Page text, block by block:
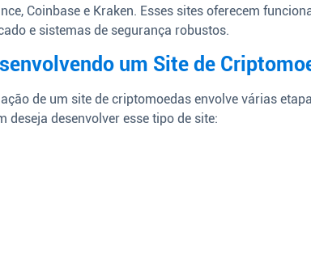
Coinbase e Kraken. Esses sites oferecem
e sistemas de segurança robustos.
um Site de
de um site de criptomoedas envolve várias
deseja desenvolver esse tipo de site: